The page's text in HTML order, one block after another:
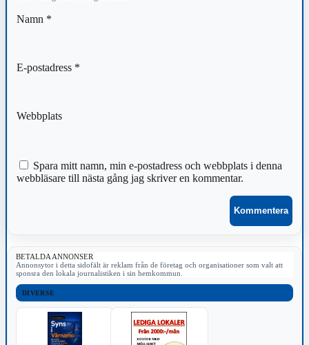
Namn *
E-postadress *
Webbplats
Spara mitt namn, min e-postadress och webbplats i denna
webbläsare till nästa gång jag skriver en kommentar.
BETALDA ANNONSER
Annonsytor i detta sidofält är reklam från de företag och organisationer som valt att
sponsra den lokala journalistiken i sin hemkommun.
DIVERSE